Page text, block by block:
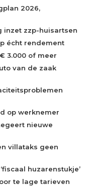
2026,
inzet zzp-huisartsen
écht rendement
3.000 of meer
van de zaak
op werknemer
nieuwe
villataks geen
huzarenstukje’
te lage tarieven